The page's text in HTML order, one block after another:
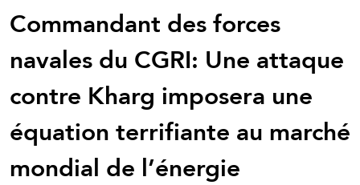
Commandant des forces
navales du CGRI: Une attaque
contre Kharg imposera une
équation terrifiante au marché
mondial de l’énergie